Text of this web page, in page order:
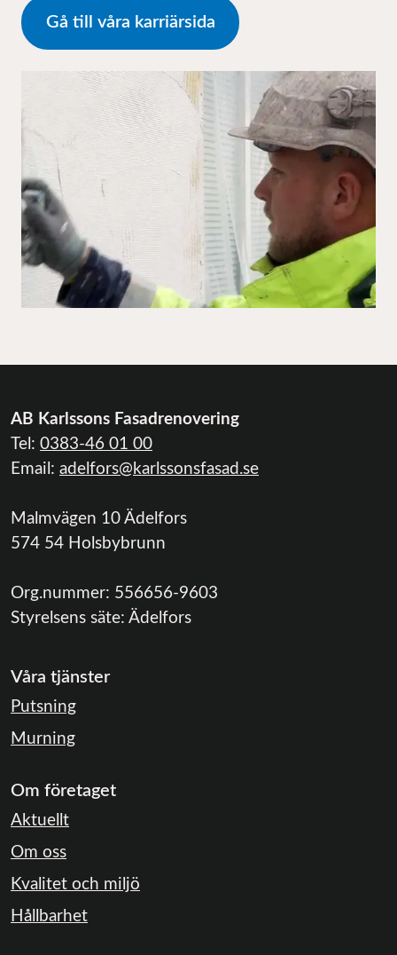
Gå till våra karriärsida
AB Karlssons Fasadrenovering
Tel: 0383-46 01 00
Email: adelfors@karlssonsfasad.se
Malmvägen 10 Ädelfors
574 54 Holsbybrunn
Org.nummer: 556656-9603
Styrelsens säte: Ädelfors
Våra tjänster
Putsning
Murning
Om företaget
Aktuellt
Om oss
Kvalitet och miljö
Hållbarhet